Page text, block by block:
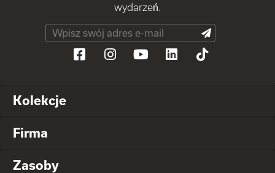
wydarzeń.
Kolekcje
Firma
Zasoby